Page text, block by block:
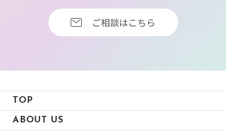
ご相談はこちら
TOP
ABOUT US